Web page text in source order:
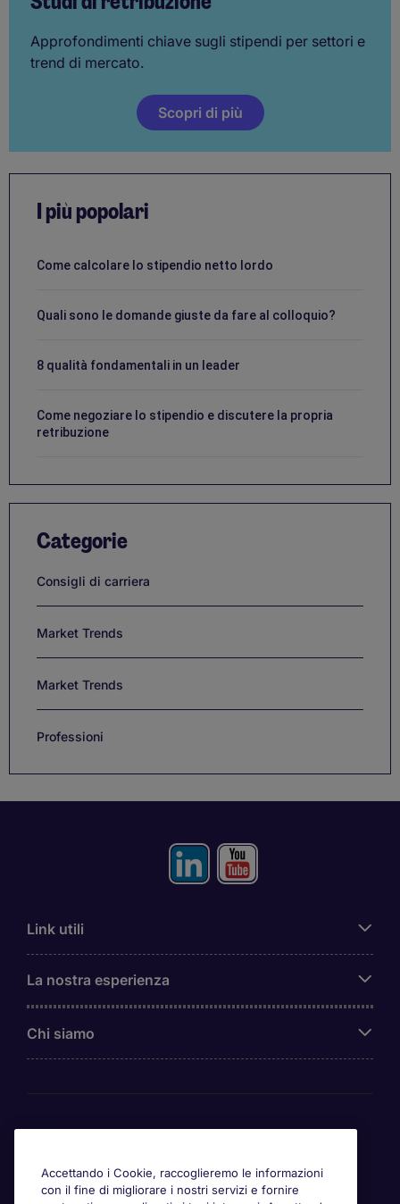
Approfondimenti chiave sugli stipendi per settori e
trend di mercato.
Scopri di più
I più popolari
Come calcolare lo stipendio netto lordo
Quali sono le domande giuste da fare al colloquio?
8 qualità fondamentali in un leader
Come negoziare lo stipendio e discutere la propria
retribuzione
Categorie
Consigli di carriera
Market Trends
Market Trends
Professioni
Link utili
La nostra esperienza
Chi siamo
Accettando i Cookie, raccoglieremo le informazioni
con il fine di migliorare i nostri servizi e fornire